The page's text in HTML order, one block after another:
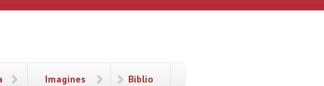
Imagines Biblio